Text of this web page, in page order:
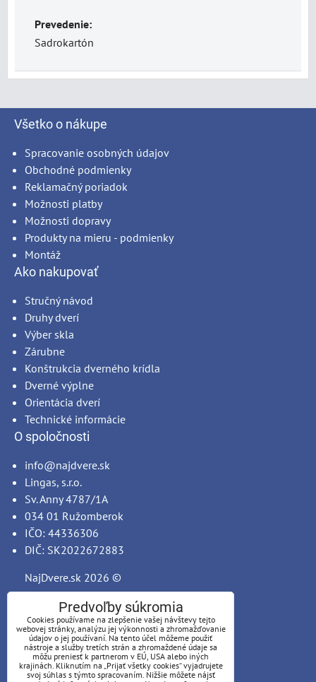
Prevedenie:
Sadrokartón
Všetko o nákupe
Spracovanie osobných údajov
Obchodné podmienky
Reklamačný poriadok
Možnosti platby
Možnosti dopravy
Produkty na mieru - podmienky
Montáž
Ako nakupovať
Stručný návod
Druhy dverí
Výber skla
Zárubne
Konštrukcia dverného krídla
Dverné výplne
Orientácia dverí
Technické informácie
O spoločnosti
info@najdvere.sk
Lingas, s.r.o.
Sv. Anny 4787/1A
034 01 Ružomberok
IČO: 44336306
DIČ: SK2022672883
NajDvere.sk 2026 ©
Predvoľby súkromia
Cookies používame na zlepšenie vašej návštevy tejto
webovej stránky, analýzu jej výkonnosti a zhromažďovanie
údajov o jej používaní. Na tento účel môžeme použiť
nástroje a služby tretích strán a zhromaždené údaje sa
môžu preniesť k partnerom v EÚ, USA alebo iných
krajinách. Kliknutím na „Prijať všetky cookies“ vyjadrujete
svoj súhlas s týmto spracovaním. Nižšie môžete nájsť